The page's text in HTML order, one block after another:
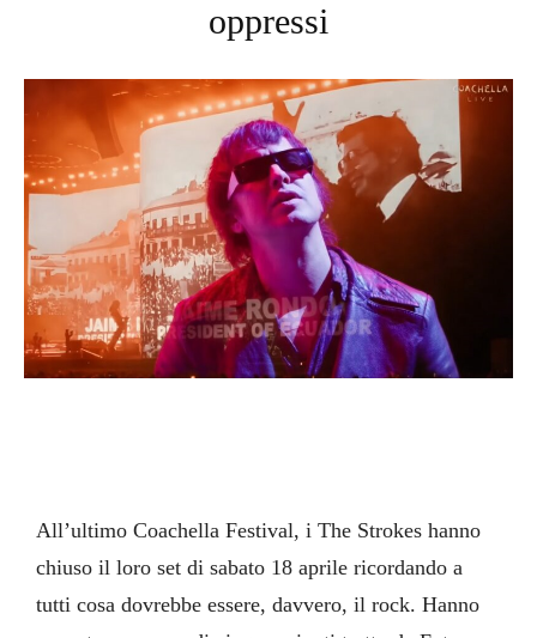
oppressi
All’ultimo Coachella Festival, i The Strokes hanno
chiuso il loro set di sabato 18 aprile ricordando a
tutti cosa dovrebbe essere, davvero, il rock. Hanno